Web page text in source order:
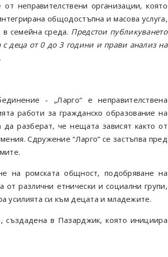
неправителствени организации, която
общодостъпна и масова услуга,
семейна среда. Предстои публикуването
с деца от 0 до 3 години и прави анализ на
- „Ларго“ енеправителствена
работи за гражданско образование на
разберат, че нещата зависят както от
Сдружение“Ларго” се застъпва пред
на ромската общност, подобряване на
различни етнически и социални групи,
усилията си към децата и младежите.
създадена в Пазарджик, която инициира